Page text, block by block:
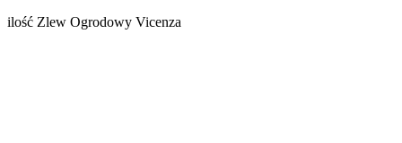
ilość Zlew Ogrodowy Vicenza